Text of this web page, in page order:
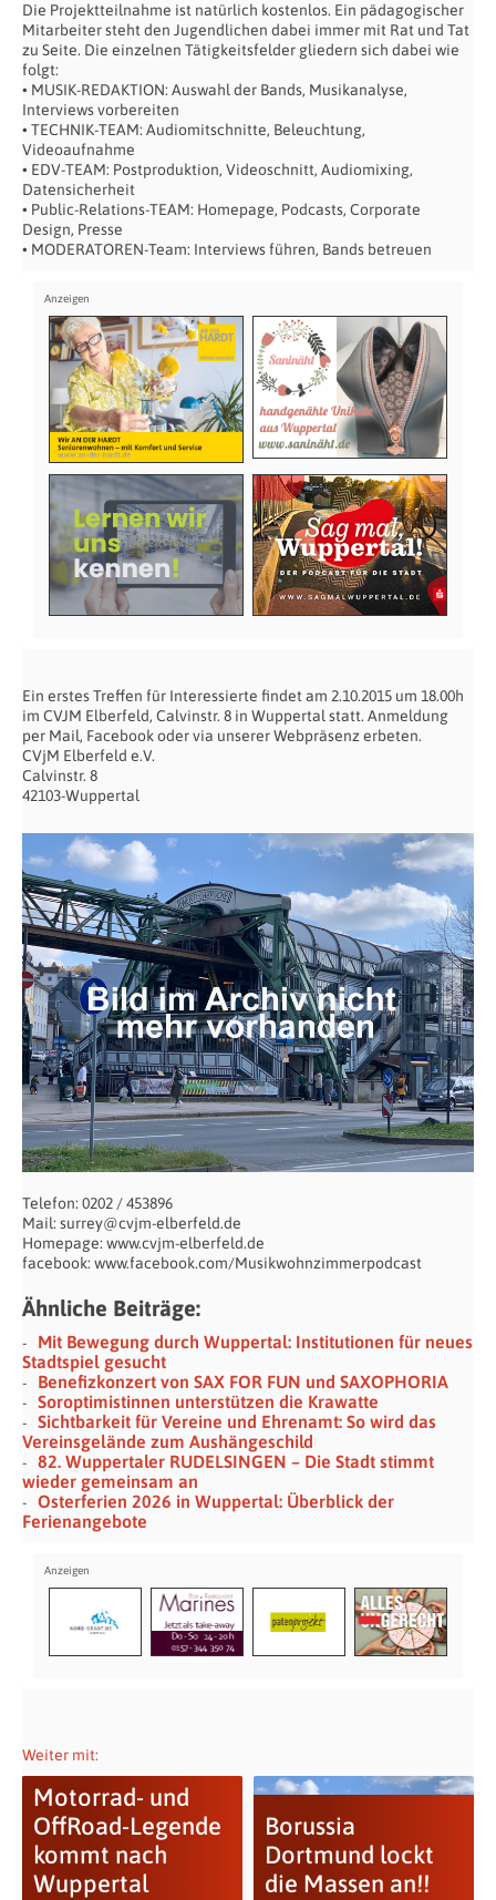
Die Projektteilnahme ist natürlich kostenlos. Ein pädagogischer
Mitarbeiter steht den Jugendlichen dabei immer mit Rat und Tat
zu Seite. Die einzelnen Tätigkeitsfelder gliedern sich dabei wie
folgt:
• MUSIK-REDAKTION: Auswahl der Bands, Musikanalyse,
Interviews vorbereiten
• TECHNIK-TEAM: Audiomitschnitte, Beleuchtung,
Videoaufnahme
• EDV-TEAM: Postproduktion, Videoschnitt, Audiomixing,
Datensicherheit
• Public-Relations-TEAM: Homepage, Podcasts, Corporate
Design, Presse
• MODERATOREN-Team: Interviews führen, Bands betreuen
Ein erstes Treffen für Interessierte findet am 2.10.2015 um 18.00h
im CVJM Elberfeld, Calvinstr. 8 in Wuppertal statt. Anmeldung
per Mail, Facebook oder via unserer Webpräsenz erbeten.
CVjM Elberfeld e.V.
Calvinstr. 8
42103-Wuppertal
Telefon: 0202 / 453896
Mail: surrey@cvjm-elberfeld.de
Homepage: www.cvjm-elberfeld.de
facebook: www.facebook.com/Musikwohnzimmerpodcast
Ähnliche Beiträge:
Mit Bewegung durch Wuppertal: Institutionen für neues
Stadtspiel gesucht
Benefizkonzert von SAX FOR FUN und SAXOPHORIA
Soroptimistinnen unterstützen die Krawatte
Sichtbarkeit für Vereine und Ehrenamt: So wird das
Vereinsgelände zum Aushängeschild
82. Wuppertaler RUDELSINGEN – Die Stadt stimmt
wieder gemeinsam an
Osterferien 2026 in Wuppertal: Überblick der
Ferienangebote
Weiter mit:
Motorrad- und
OffRoad-Legende
kommt nach
Wuppertal
Borussia
Dortmund lockt
die Massen an!!